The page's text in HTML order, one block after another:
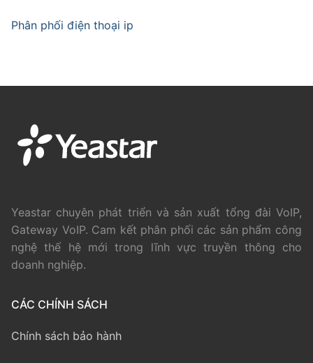
Phân phối điện thoại ip
Yeastar chuyên phát triển và sản xuất tổng đài VoIP,
Gateway VoIP. Cam kết phân phối các sản phẩm công
nghệ thế hệ mới trong lĩnh vực truyền thông cho
doanh nghiệp.
CÁC CHÍNH SÁCH
Chính sách bảo hành